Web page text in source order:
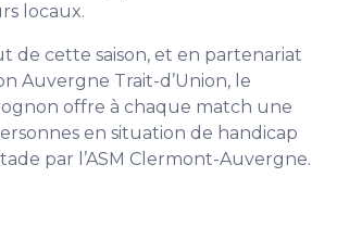
locaux.
de cette saison, et en partenariat
Auvergne Trait-d’Union, le
offre à chaque match une
en situation de handicap
par l’ASM Clermont-Auvergne.